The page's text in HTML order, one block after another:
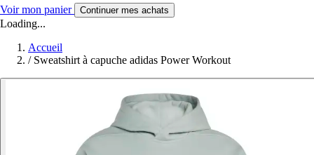
Voir mon panier Continuer mes achats
Loading...
Accueil
/ Sweatshirt à capuche adidas Power Workout